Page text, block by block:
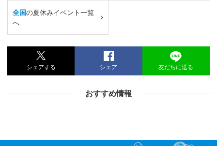
全国の夏休みイベント一覧
へ
シェアする シェア 友だちに送る
おすすめ情報